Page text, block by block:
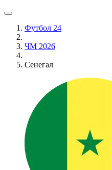
Футбол 24
ЧМ 2026
Сенегал